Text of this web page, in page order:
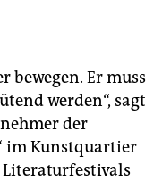
bewegen. Er muss
werden“, sagt
der
im Kunstquartier
Literaturfestivals